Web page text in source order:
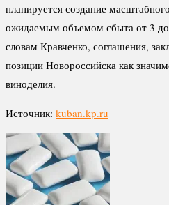
планируется создание
ожидаемым объемом сбыта от 3
словам Кравченко, соглашения,
позиции Новороссийска как
виноделия.
Источник: kuban.kp.ru